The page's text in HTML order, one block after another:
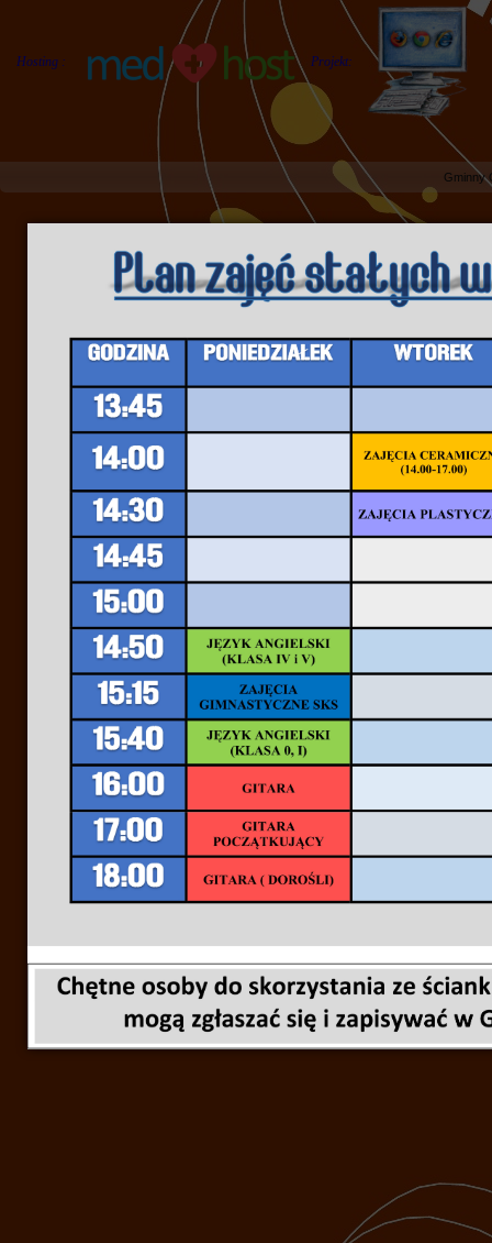
Hosting : Projekt:
Gminny